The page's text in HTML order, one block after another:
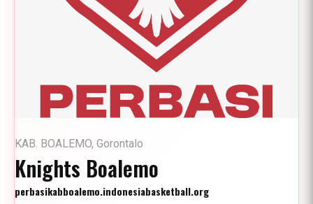
KAB. BOALEMO, Gorontalo
Knights Boalemo
perbasikabboalemo.indonesiabasketball.org